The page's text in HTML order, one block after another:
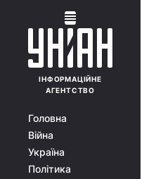
ІНФОРМАЦІЙНЕ
АГЕНТСТВО
Головна
Війна
Україна
Політика